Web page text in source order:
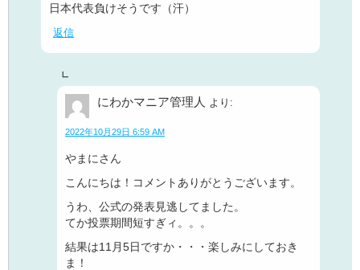
日本代表負けそうです（汗）
返信
にわかマニア管理人 より:
2022年10月29日 6:59 AM
やまにさん
こんにちは！コメントありがとうございます。
うわ、公式の発表見逃してました。
てか投票期間短すぎィ。。。
結果は11月5日ですか・・・楽しみにしておき
ま！